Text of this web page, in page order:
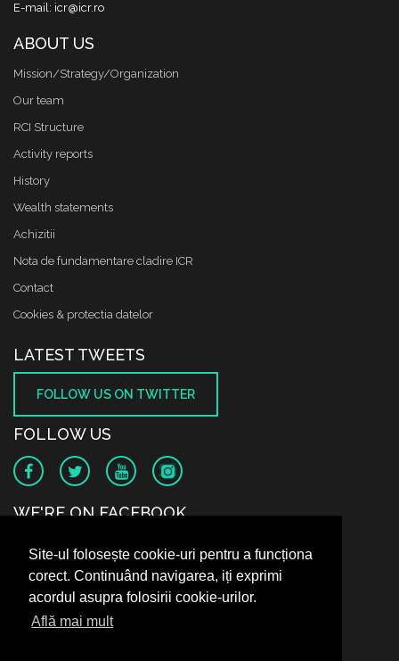
Site-ul folosește cookie-uri pentru a funcționa
corect. Continuând navigarea, iți exprimi
acordul asupra folosirii cookie-urilor.
Află mai mult
E-mail: icr@icr.ro
ABOUT US
Mission/Strategy/Organization
Our team
RCI Structure
Activity reports
History
Wealth statements
Achizitii
Nota de fundamentare cladire ICR
Contact
Cookies & protectia datelor
LATEST TWEETS
FOLLOW US ON TWITTER
FOLLOW US
WE'RE ON FACEBOOK